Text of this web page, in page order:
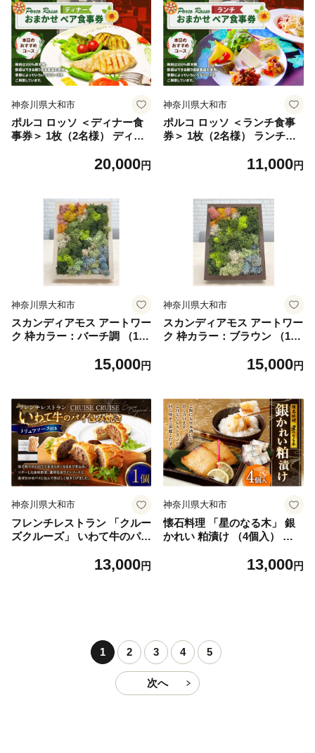
神奈川県大和市
ポルコ ロッソ ＜ディナー食
事券＞ 1枚（2名様） ディナ
20,000円
神奈川県大和市
ポルコ ロッソ ＜ランチ食事
券＞ 1枚（2名様） ランチ券
11,000円
神奈川県大和市
スカンディアモス アートワー
ク 枠カラー：バーチ調 （19.
15,000円
神奈川県大和市
スカンディアモス アートワー
ク 枠カラー：ブラウン （19.
15,000円
神奈川県大和市
フレンチレストラン 「クルー
ズクルーズ」 いわて牛のパイ
g（パイ包み焼き×1個、ソー
13,000円
神奈川県大和市
懐石料理 「星のなる木」 銀
かれい 粕漬け （4個入） か
13,000円
1 2 3 4 5
次へ